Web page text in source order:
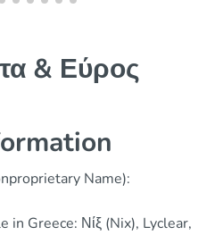
& Εύρος
Name):
in Greece: Νίξ (Nix), Lyclear,